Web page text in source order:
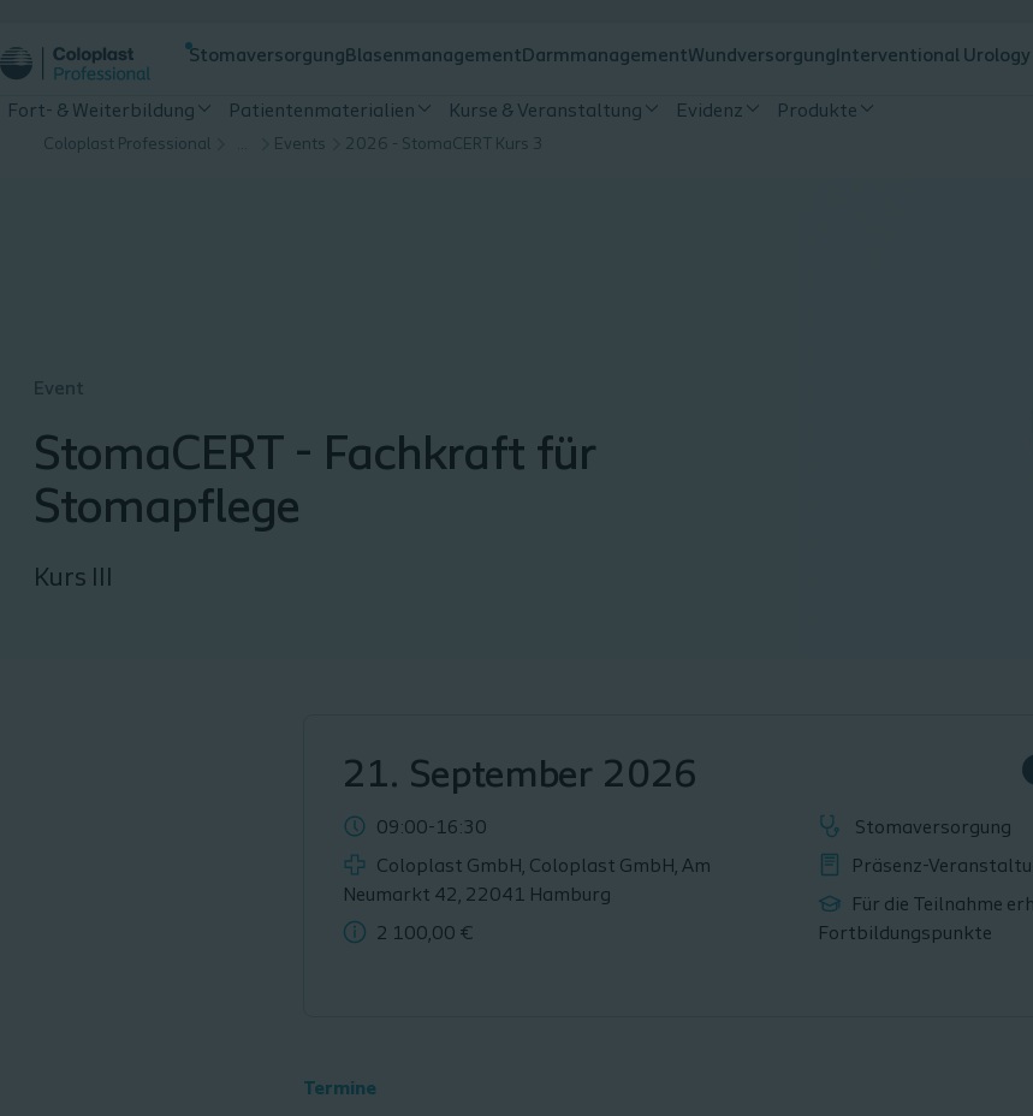
Stomaversorgung Blasenmanagement DarmmanagementWundversorgung Interventional Urology
Fort- & Weiterbildung Patientenmaterialien Kurse & Veranstaltung Evidenz Produkte
Coloplast Professional Events 2026 - StomaCERT Kurs 3
Event
StomaCERT - Fachkraft für
Stomapflege
Kurs III
21. September 2026
09:00-16:30
Coloplast GmbH, Coloplast GmbH, Am
Neumarkt 42, 22041 Hamburg
2 100,00 €
Stomaversorgung
Präsenz-
Für die Teilnahme
Fortbildungspunkte
Termine